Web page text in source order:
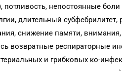
потливость, непостоянные
длительный субфебрилитет,
снижение памяти, внимания,
возвратные респираторные
и грибковых ко-